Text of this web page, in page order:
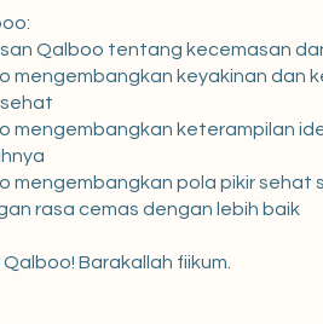
Qalboo tentang kecemasan
mengembangkan keyakinan dan
mengembangkan keterampilan
mengembangkan pola pikir sehat
rasa cemas dengan lebih baik
Barakallah fiikum.